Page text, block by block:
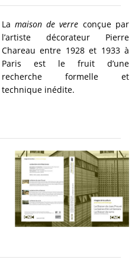
La maison de verre conçue par
l’artiste décorateur Pierre
Chareau entre 1928 et 1933 à
Paris est le fruit d’une
recherche formelle et
technique inédite.